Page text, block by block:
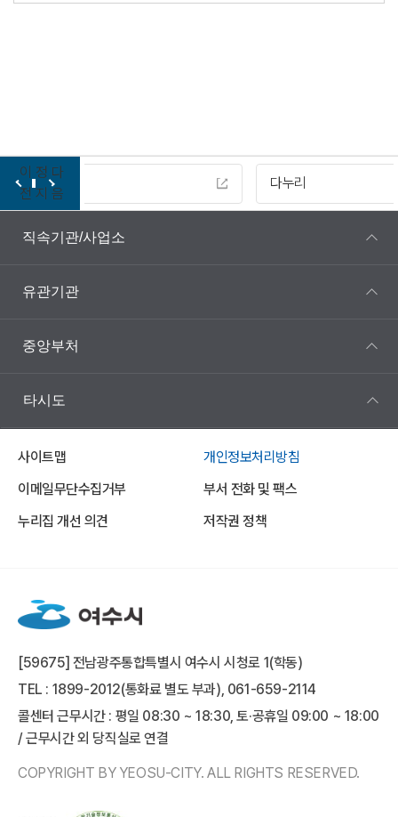
이
전
정
지
다
음
직속기관/사업소
유관기관
중앙부처
타시도
사이트맵
개인정보처리방침
이메일무단수집거부
부서 전화 및 팩스
누리집 개선 의견
저작권 정책
[59675] 전남광주통합특별시 여수시 시청로 1(학동)
TEL : 1899-2012(통화료 별도 부과), 061-659-2114
콜센터 근무시간 : 평일 08:30 ~ 18:30, 토·공휴일 09:00 ~ 18:00
/ 근무시간 외 당직실로 연결
COPYRIGHT BY YEOSU-CITY. ALL RIGHTS RESERVED.